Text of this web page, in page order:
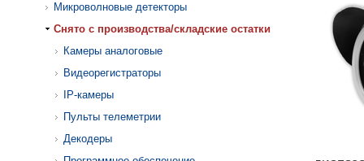
Микроволновые детекторы
Cнято с производства/складские остатки
Камеры аналоговые
Видеорегистраторы
IP-камеры
Пульты телеметрии
Декодеры